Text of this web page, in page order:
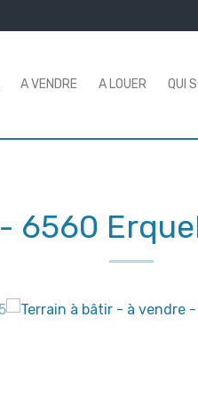
A VENDRE A LOUER QUI
- 6560